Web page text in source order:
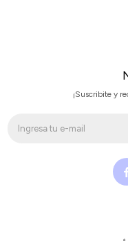
¡Suscribite y